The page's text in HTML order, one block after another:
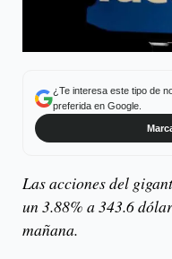
¿Te interesa este tipo de
preferida en Google.
Las acciones del
un 3.88% a 343.6
mañana.